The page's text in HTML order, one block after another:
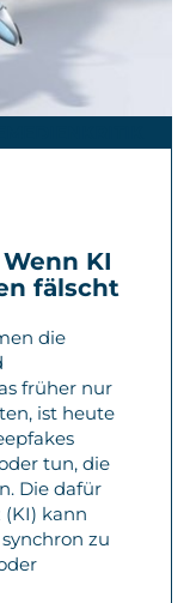
KI
fälscht
die
früher nur
ist heute
tun, die
Die dafür
kann
zu